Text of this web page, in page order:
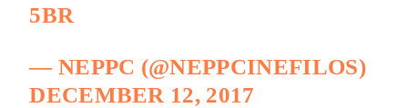
5BR
— NEPPC (@NEPPCINEFILOS)
DECEMBER 12, 2017